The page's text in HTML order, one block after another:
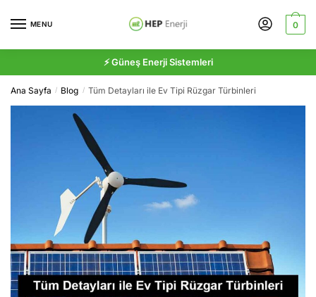
MENU 0
⚡ Güneş Enerji Sistemleri
Ana Sayfa / Blog / Tüm Detayları ile Ev Tipi Rüzgar Türbinleri